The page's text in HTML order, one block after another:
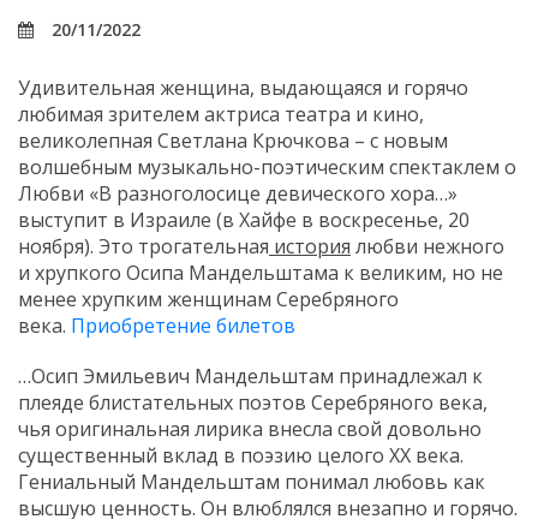
20/11/2022
Удивительная женщина, выдающаяся и горячо
любимая зрителем актриса театра и кино,
великолепная Светлана Крючкова – с новым
волшебным музыкально-поэтическим спектаклем о
Любви «В разноголосице девического хора…»
выступит в Израиле (в Хайфе в воскресенье, 20
ноября). Это трогательная история любви нежного
и хрупкого Осипа Мандельштама к великим, но не
менее хрупким женщинам Серебряного
века. Приобретение билетов
…Осип Эмильевич Мандельштам принадлежал к
плеяде блистательных поэтов Серебряного века,
чья оригинальная лирика внесла свой довольно
существенный вклад в поэзию целого XX века.
Гениальный Мандельштам понимал любовь как
высшую ценность. Он влюблялся внезапно и горячо.